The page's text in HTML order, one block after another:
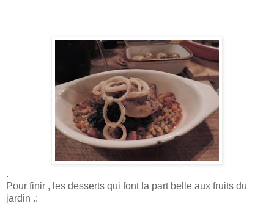
.
Pour finir , les desserts qui font la part belle aux fruits du
jardin .: